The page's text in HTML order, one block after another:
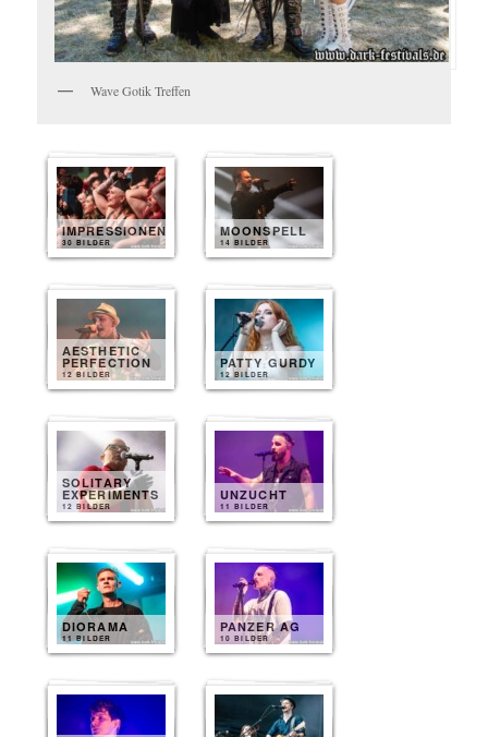
Wave Gotik Treffen
IMPRESSIONEN
30 BILDER
MOONSPELL
14 BILDER
AESTHETIC
PERFECTION
12 BILDER
PATTY GURDY
12 BILDER
SOLITARY
EXPERIMENTS
12 BILDER
UNZUCHT
11 BILDER
DIORAMA
11 BILDER
PANZER AG
10 BILDER